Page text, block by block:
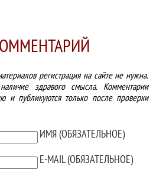
регистрация на сайте не нужна.
здравого смысла. Комментарии
и публикуются только после проверки
ИМЯ (ОБЯЗАТЕЛЬНОЕ)
E-MAIL (ОБЯЗАТЕЛЬНОЕ)